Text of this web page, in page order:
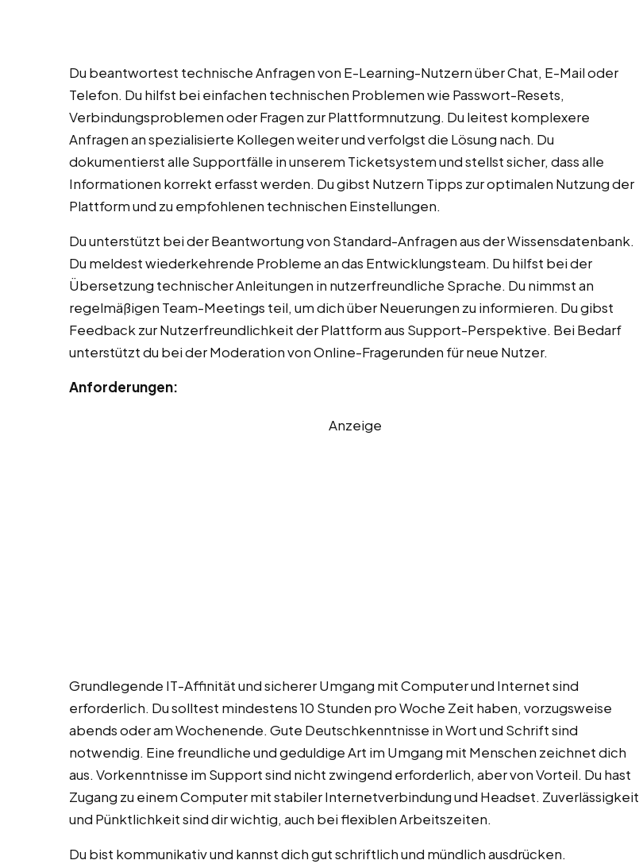
Du beantwortest technische Anfragen von E-Learning-Nutzern über Chat, E-Mail oder
Telefon. Du hilfst bei einfachen technischen Problemen wie Passwort-Resets,
Verbindungsproblemen oder Fragen zur Plattformnutzung. Du leitest komplexere
Anfragen an spezialisierte Kollegen weiter und verfolgst die Lösung nach. Du
dokumentierst alle Supportfälle in unserem Ticketsystem und stellst sicher, dass alle
Informationen korrekt erfasst werden. Du gibst Nutzern Tipps zur optimalen Nutzung der
Plattform und zu empfohlenen technischen Einstellungen.
Du unterstützt bei der Beantwortung von Standard-Anfragen aus der Wissensdatenbank.
Du meldest wiederkehrende Probleme an das Entwicklungsteam. Du hilfst bei der
Übersetzung technischer Anleitungen in nutzerfreundliche Sprache. Du nimmst an
regelmäßigen Team-Meetings teil, um dich über Neuerungen zu informieren. Du gibst
Feedback zur Nutzerfreundlichkeit der Plattform aus Support-Perspektive. Bei Bedarf
unterstützt du bei der Moderation von Online-Fragerunden für neue Nutzer.
Anforderungen:
Anzeige
Grundlegende IT-Affinität und sicherer Umgang mit Computer und Internet sind
erforderlich. Du solltest mindestens 10 Stunden pro Woche Zeit haben, vorzugsweise
abends oder am Wochenende. Gute Deutschkenntnisse in Wort und Schrift sind
notwendig. Eine freundliche und geduldige Art im Umgang mit Menschen zeichnet dich
aus. Vorkenntnisse im Support sind nicht zwingend erforderlich, aber von Vorteil. Du hast
Zugang zu einem Computer mit stabiler Internetverbindung und Headset. Zuverlässigkeit
und Pünktlichkeit sind dir wichtig, auch bei flexiblen Arbeitszeiten.
Du bist kommunikativ und kannst dich gut schriftlich und mündlich ausdrücken.